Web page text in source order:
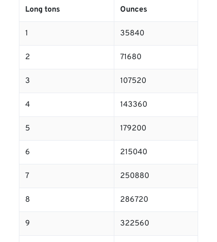
Long tons Ounces
1 35840
2 71680
3 107520
4 143360
5 179200
6 215040
7 250880
8 286720
9 322560